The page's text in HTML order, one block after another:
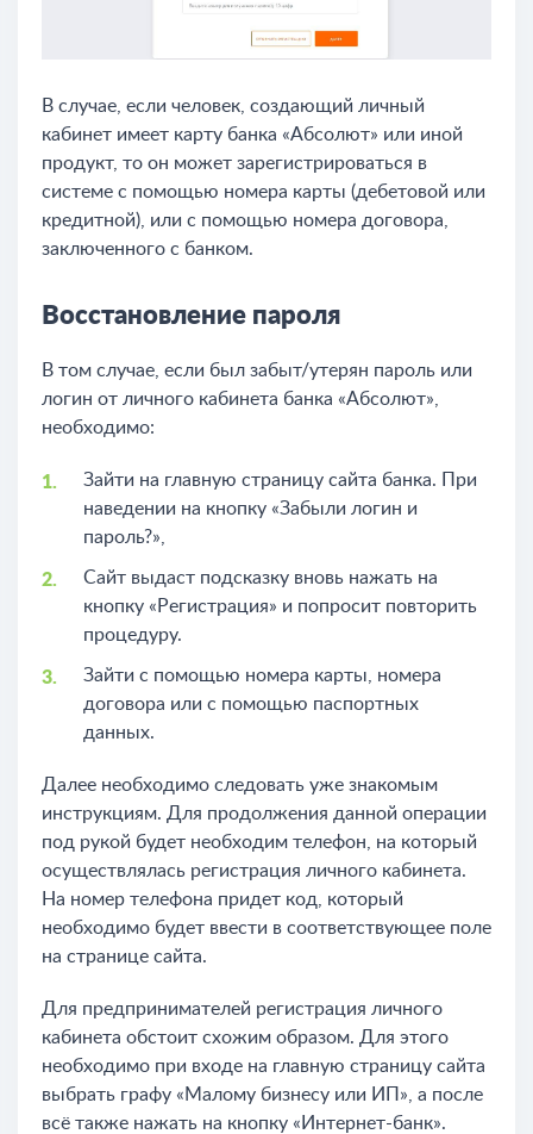
В случае, если человек, создающий личный
кабинет имеет карту банка «Абсолют» или иной
продукт, то он может зарегистрироваться в
системе с помощью номера карты (дебетовой или
кредитной), или с помощью номера договора,
заключенного с банком.
Восстановление пароля
В том случае, если был забыт/утерян пароль или
логин от личного кабинета банка «Абсолют»,
необходимо:
Зайти на главную страницу сайта банка. При
наведении на кнопку «Забыли логин и
пароль?»,
Сайт выдаст подсказку вновь нажать на
кнопку «Регистрация» и попросит повторить
процедуру.
Зайти с помощью номера карты, номера
договора или с помощью паспортных
данных.
Далее необходимо следовать уже знакомым
инструкциям. Для продолжения данной операции
под рукой будет необходим телефон, на который
осуществлялась регистрация личного кабинета.
На номер телефона придет код, который
необходимо будет ввести в соответствующее поле
на странице сайта.
Для предпринимателей регистрация личного
кабинета обстоит схожим образом. Для этого
необходимо при входе на главную страницу сайта
выбрать графу «Малому бизнесу или ИП», а после
всё также нажать на кнопку «Интернет-банк».